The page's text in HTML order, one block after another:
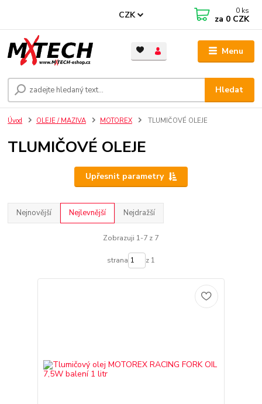
Menu
CZK
Hledat
0 ks
za 0 CZK
Úvod OLEJE / MAZIVA MOTOREX TLUMIČOVÉ OLEJE
TLUMIČOVÉ OLEJE
Upřesnit parametry
Nejnovější Nejlevnější Nejdražší
Zobrazuji 1-7 z 7
strana z 1